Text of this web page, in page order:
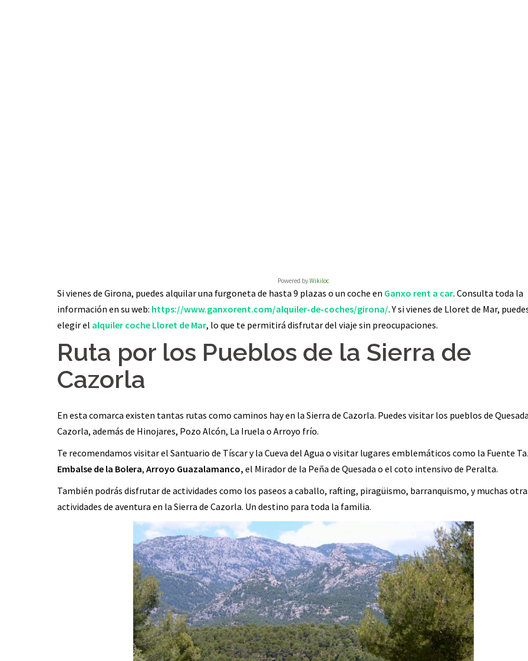
Powered byWikiloc
Si vienes de Girona, puedes alquilar una furgoneta de hasta 9 plazas o un coche en Ganxo rent a car. Consulta toda la
información en su web: https://www.ganxorent.com/alquiler-de-coches/girona/. Y si vienes de Lloret de Mar,
elegir el alquiler coche Lloret de Mar, lo que te permitirá disfrutar del viaje sin preocupaciones.
Ruta por los Pueblos de la Sierra de
Cazorla
En esta comarca existen tantas rutas como caminos hay en la Sierra de Cazorla. Puedes visitar los pueblos de
Cazorla, además de Hinojares, Pozo Alcón, La Iruela o Arroyo frío.
Te recomendamos visitar el Santuario de Tíscar y la Cueva del Agua o visitar lugares emblemáticos como la Fuente
Embalse de la Bolera, Arroyo Guazalamanco, el Mirador de la Peña de Quesada o el coto intensivo de Peralta.
También podrás disfrutar de actividades como los paseos a caballo, rafting, piragüismo, barranquismo, y muchas
actividades de aventura en la Sierra de Cazorla. Un destino para toda la familia.